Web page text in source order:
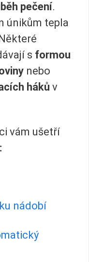
pečení.
únikům tepla
s formou
nebo
háků v
vám ušetří
nádobí